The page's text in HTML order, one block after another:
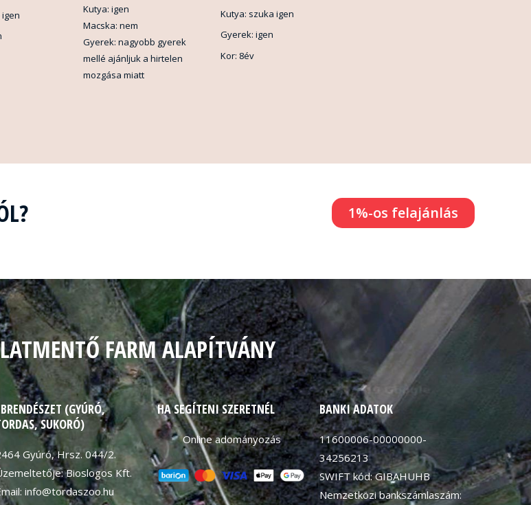
Kutya: igen
Macska: nem
Gyerek: nagyobb gyerek
mellé ajánljuk a hirtelen
mozgása miatt
Kutya: szuka igen
Gyerek: igen
Kor: 8év
1%-os felajánlás
FARM ALAPÍTVÁNY
(GYÚRÓ,
SUKORÓ)
Gyúró, Hrsz. 044/2.
Bioslogos Kft.
info@tordaszoo.hu
HA SEGÍTENI SZERETNÉL
Online adományozás
BANKI ADATOK
11600006-00000000-
34256213
SWIFT kód: GIBAHUHB
Nemzetközi bankszámlaszám: